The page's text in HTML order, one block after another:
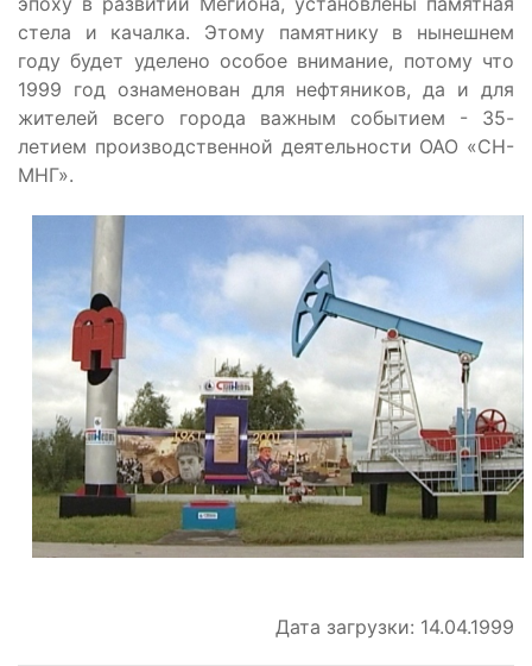
стела и качалка. Этому памятнику в нынешнем
году будет уделено особое внимание, потому что
1999 год ознаменован для нефтяников, да и для
жителей всего города важным событием - 35-
летием производственной деятельности ОАО «СН-
МНГ».
Дата загрузки: 14.04.1999